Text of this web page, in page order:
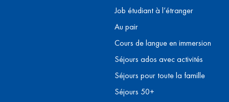
Job étudiant à l’étranger
Au pair
Cours de langue en immersion
Séjours ados avec activités
Séjours pour toute la famille
Séjours 50+